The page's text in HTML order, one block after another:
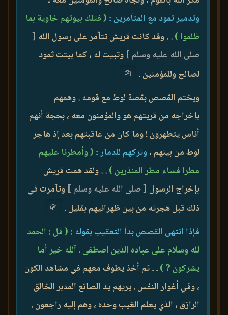
وتدمير ثمود مع المتآمرين : ( فتلك بيوتهم خاوية بما
ظلموا ). . وقد كانت قريش تتآمر على رسول الله [
صلى الله عليه وسلم ] وتبيت له ، كما بيتت ثمود
لصالح وللمؤمنين .
ويختم القصص بقصة لوط مع قومه . وهمهم
بإخراجه من قريتهم هو والمؤمنون معه ، بحجة أنهم
أناس يتطهرون ! وما كان من عاقبتهم بعد إذ هاجر
لوط من بينهم ،وتركهم للدمار : ( وأمطرنا عليهم
مطرا فساء مطر المنذرين ). . ولقد همت قريش
بإخراج الرسول [ صلى الله عليه وسلم ] وتآمرت في
ذلك قبل هجرته من بين ظهرانيهم بقليل .
فإذا انتهى القصص بدأ التعقيب بقوله : ( قل : الحمد
لله وسلام على عباده الذين اصطفى . آلله خير أما
يشركون ? ). . ثم أخذ يطوف معهم في مشاهد الكون
، وفي أغوار النفس . يريهم يد الصانع المدبر الخالق
الرازق ، الذي يعلم الغيب وحده ، وهم إليه راجعون .